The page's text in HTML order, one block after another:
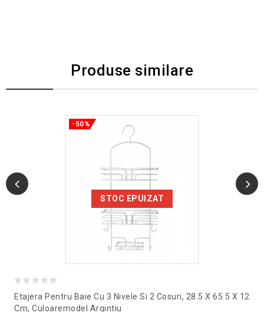
Produse similare
STOC EPUIZAT
-50%
out
Etajera Pentru Baie Cu 3 Nivele Si 2 Cosuri, 28.5 X 65.5 X 12
Cm, Culoaremodel Argintiu